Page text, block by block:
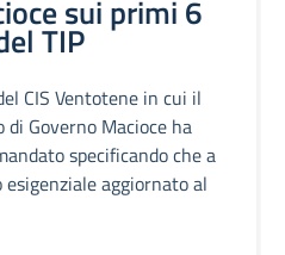
sui primi 6
TIP
CIS Ventotene in cui il
Governo Macioce ha
specificando che a
aggiornato al